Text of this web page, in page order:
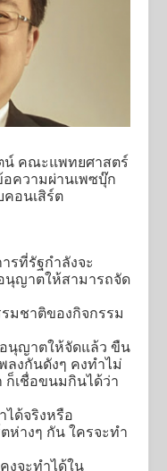
น์ คณะแพทยศาสตร์
ความผ่านเพซบุ๊ก
คอนเสิร์ต
รที่รัฐกำลังจะ
นุญาตให้สามารถจัด
มชาติของกิจกรรม
อนุญาตให้จัดแล้ว ขืน
ลงกันดังๆ คงทำไม่
เชื่อขนมกินได้ว่า
ได้จริงหรือ
ห่างๆ กัน ใครจะทำ
งจะทำได้ใน